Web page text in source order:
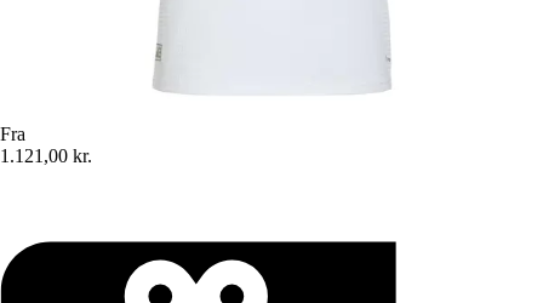
Fra
1.121,00 kr.